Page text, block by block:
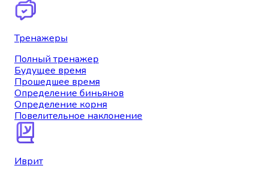
Тренажеры
Полный тренажер
Будущее время
Прошедшее время
Определение биньянов
Определение корня
Повелительное наклонение
Иврит